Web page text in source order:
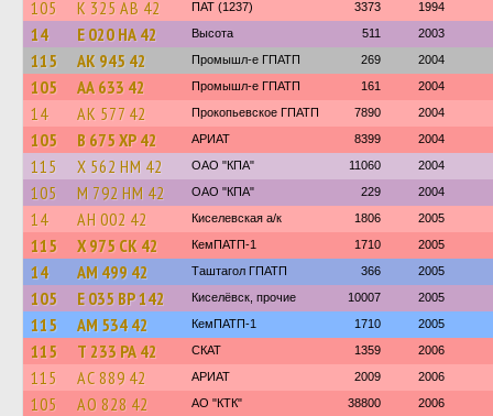
105 К 325 АВ 42 ПАТ (1237) 3373 1994
14 Е 020 НА 42 Высота 511 2003
115 АК 945 42 Промышл-е ГПАТП 269 2004
105 АА 633 42 Промышл-е ГПАТП 161 2004
14 АК 577 42 Прокопьевское ГПАТП 7890 2004
105 В 675 ХР 42 АРИАТ 8399 2004
115 Х 562 НМ 42 ОАО "КПА" 11060 2004
105 М 792 НМ 42 ОАО "КПА" 229 2004
14 АН 002 42 Киселевская а/к 1806 2005
115 Х 975 СК 42 КемПАТП-1 1710 2005
14 АМ 499 42 Таштагол ГПАТП 366 2005
105 Е 035 ВР 142 Киселёвск, прочие 10007 2005
115 АМ 534 42 КемПАТП-1 1710 2005
115 Т 233 РА 42 СКАТ 1359 2006
115 АС 889 42 АРИАТ 2009 2006
105 АО 828 42 АО "КТК" 38800 2006